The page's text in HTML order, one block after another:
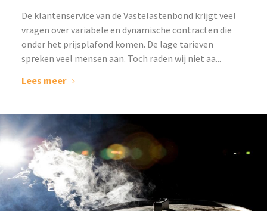
De klantenservice van de Vastelastenbond krijgt veel
vragen over variabele en dynamische contracten die
onder het prijsplafond komen. De lage tarieven
spreken veel mensen aan. Toch raden wij niet aa...
Lees meer